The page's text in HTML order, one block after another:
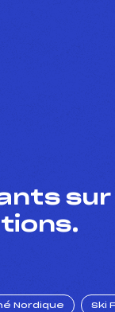
sur
Nordique Ski